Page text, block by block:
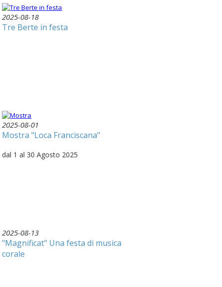
2025-08-18
Tre Berte in festa
2025-08-01
Mostra "Loca Franciscana"
dal 1 al 30 Agosto 2025
2025-08-13
"Magnificat" Una festa di musica
corale